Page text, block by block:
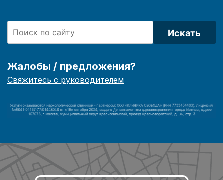
Искать
Жалобы / предложения?
Свяжитесь с руководителем